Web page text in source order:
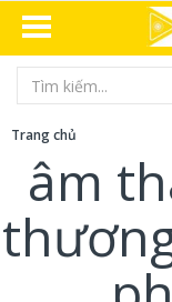
Trang chủ
âm